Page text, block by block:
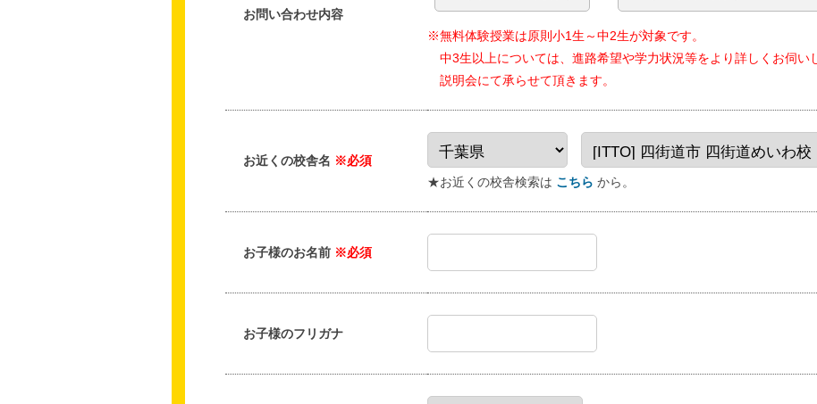
お問い合わせ内容
※無料体験授業は原則小1生～中2生が対象です。
中3生以上については、進路希望や学力状況等をより詳しくお伺い
説明会にて承らせて頂きます。
お近くの校舎名 ※必須
★お近くの校舎検索は こちら から。
お子様のお名前 ※必須
お子様のフリガナ